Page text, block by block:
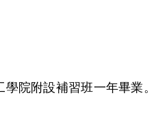
院附設補習班一年畢業。